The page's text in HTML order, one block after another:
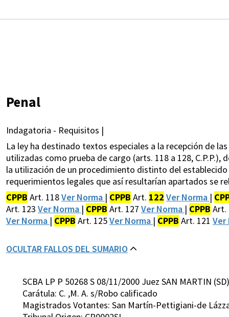
Penal
Indagatoria - Requisitos |
La ley ha destinado textos especiales a la recepción de
utilizadas como prueba de cargo (arts. 118 a 128,
la utilización de un procedimiento distinto del
requerimientos legales que así resultarían apartados se
CPPB Art. 118Ver Norma | CPPB Art. 122 Ver Norma |
Art. 123 Ver Norma | CPPB Art. 127 Ver Norma | CPPB Art.
Ver Norma | CPPB Art. 125Ver Norma | CPPB Art. 121 Ver
OCULTAR FALLOS DEL SUMARIO
SCBA LP P 50268 S 08/11/2000 Juez SAN MARTIN (SD)
Carátula: C. ,M. A. s/Robo calificado
Magistrados Votantes: San Martín-Pettigiani-de